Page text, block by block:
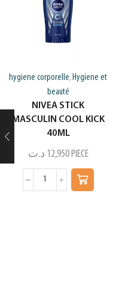
hygiene corporelle,Hygiene et
beauté
NIVEA STICK
MASCULIN COOL KICK
40ML
12,950 د.ت PIECE